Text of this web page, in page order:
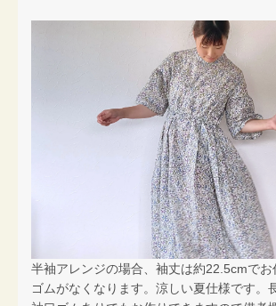
半袖アレンジの場合、袖丈は約22.5cmで
ゴムがなくなります。涼しい夏仕様です。